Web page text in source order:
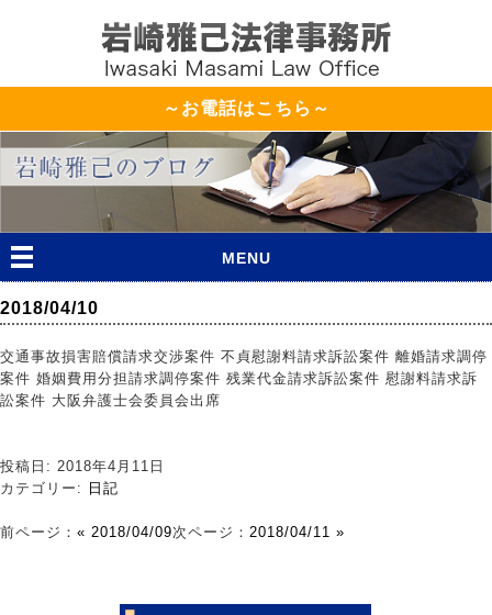
～お電話はこちら～
MENU
2018/04/10
交通事故損害賠償請求交渉案件 不貞慰謝料請求訴訟案件 離婚請求調停
案件 婚姻費用分担請求調停案件 残業代金請求訴訟案件 慰謝料請求訴
訟案件 大阪弁護士会委員会出席
投稿日: 2018年4月11日
カテゴリー: 日記
前ページ： « 2018/04/09次ページ： 2018/04/11 »